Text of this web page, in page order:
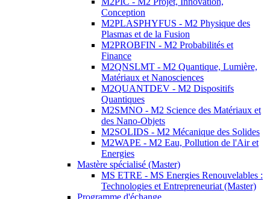
Conception
M2PLASPHYFUS - M2 Physique des
Plasmas et de la Fusion
M2PROBFIN - M2 Probabilités et
Finance
M2QNSLMT - M2 Quantique, Lumière,
Matériaux et Nanosciences
M2QUANTDEV - M2 Dispositifs
Quantiques
M2SMNO - M2 Science des Matériaux et
des Nano-Objets
M2SOLIDS - M2 Mécanique des Solides
M2WAPE - M2 Eau, Pollution de l'Air et
Energies
Mastère spécialisé (Master)
MS ETRE - MS Energies Renouvelables :
Technologies et Entrepreneuriat (Master)
Programme d'échange